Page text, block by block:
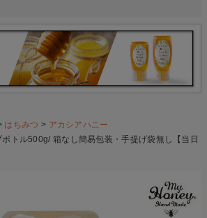
はちみつ
アカシアハニー
トル500g/ 箱なし簡易包装・手提げ袋無し【当日